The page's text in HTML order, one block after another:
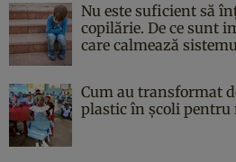
Nu este suficient să
copilărie. De ce sunt
care calmează
Cum au transformat
plastic în școli pentru